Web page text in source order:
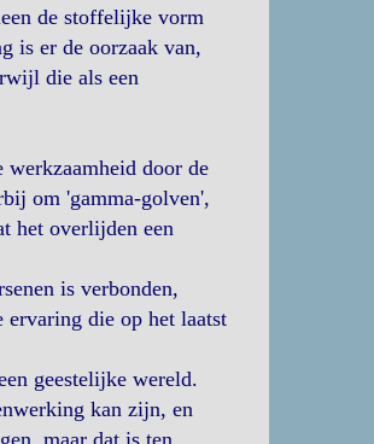
de stoffelijke vorm
is er de oorzaak van,
die als een
door de
om 'gamma-golven',
het overlijden een
is verbonden,
ervaring die op het laatst
geestelijke wereld.
kan zijn, en
maar dat is ten